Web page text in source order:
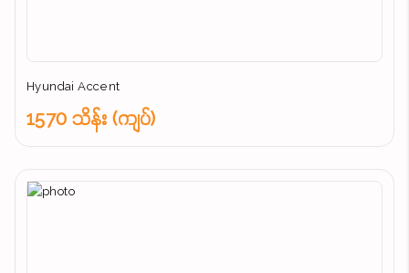
Hyundai Accent
1570 သိန်း (ကျပ်)